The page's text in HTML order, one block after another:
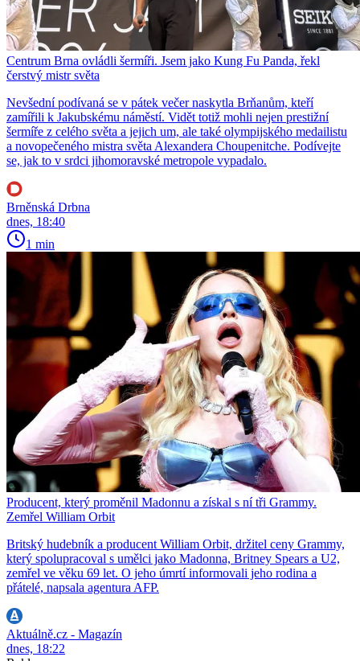
Centrum Brna ovládli šermíři. Jsem jako Kung Fu Panda, řekl
čerstvý mistr světa
Nevšední podívaná se v pátek večer naskytla Brňanům, kteří
zamířili k Jakubskému náměstí. Vidět totiž mohli nejen prestižní
šermíře z celého světa a jejich um, ale také olympijského medailistu
a novopečeného mistra světa Alexandera Choupenitche. Podívejte
se, jak to v srdci jihomoravské metropole vypadalo.
Brněnská Drbna
dnes, 18:40
1 min
Producent, který proměnil Madonnu a získal s ní tři Grammy.
Zemřel William Orbit
Britský hudebník a producent William Orbit, držitel ceny Grammy,
který spolupracoval s umělci jako Madonna, Britney Spears a U2,
zemřel ve věku 69 let. O jeho úmrtí informovali jeho rodina a
přátelé, napsala agentura AFP.
Aktuálně.cz - Magazín
dnes, 18:22